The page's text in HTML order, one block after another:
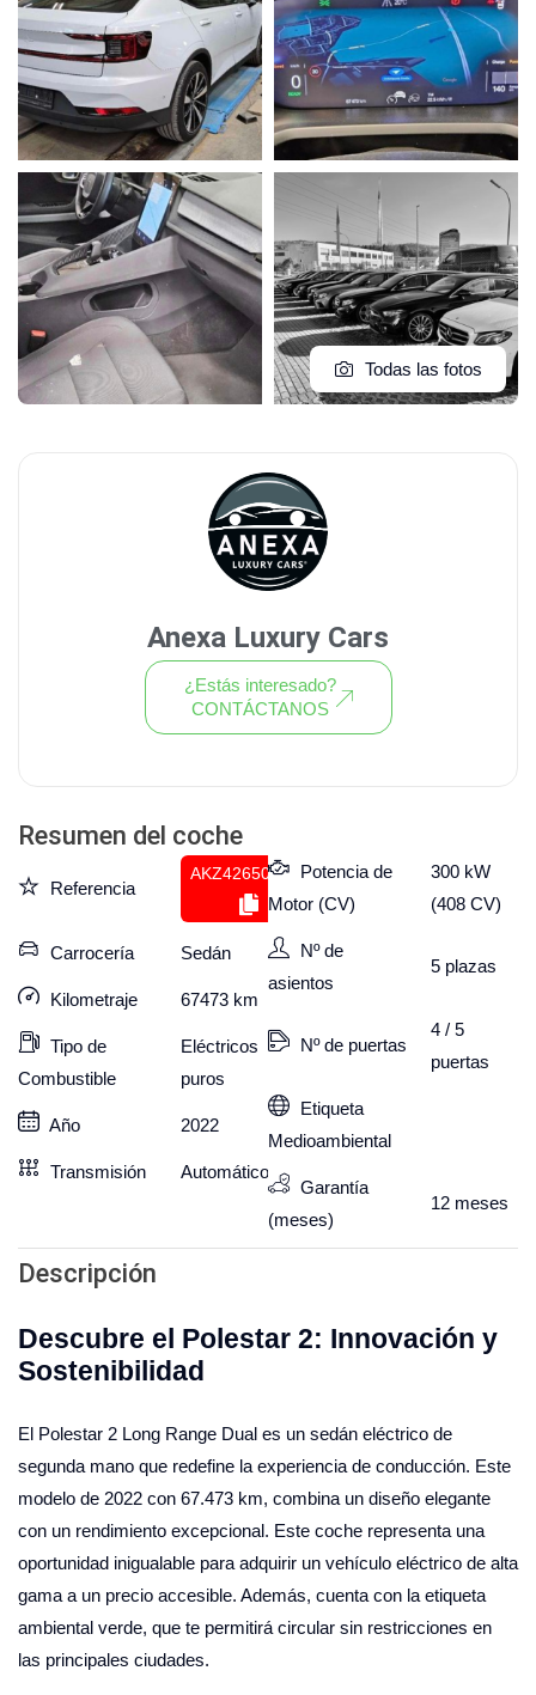
Todas las fotos
Resumen del coche
Referencia
AKZ426509638
Carrocería Sedán
Kilometraje 67473 km
Tipo de
Combustible
Eléctricos
puros
Año 2022
Transmisión Automático
Potencia de
Motor (CV)
300 kW
(408 CV)
Nº de
asientos
5 plazas
Nº de puertas
4 / 5
puertas
Etiqueta
Medioambiental
Garantía
(meses)
12 meses
Descripción
Descubre el Polestar 2: Innovación y
Sostenibilidad
El Polestar 2 Long Range Dual es un sedán eléctrico de
segunda mano que redefine la experiencia de conducción. Este
modelo de 2022 con 67.473 km, combina un diseño elegante
con un rendimiento excepcional. Este coche representa una
oportunidad inigualable para adquirir un vehículo eléctrico de alta
gama a un precio accesible. Además, cuenta con la etiqueta
ambiental verde, que te permitirá circular sin restricciones en
las principales ciudades.
Anexa Luxury Cars
¿Estás interesado?
CONTÁCTANOS